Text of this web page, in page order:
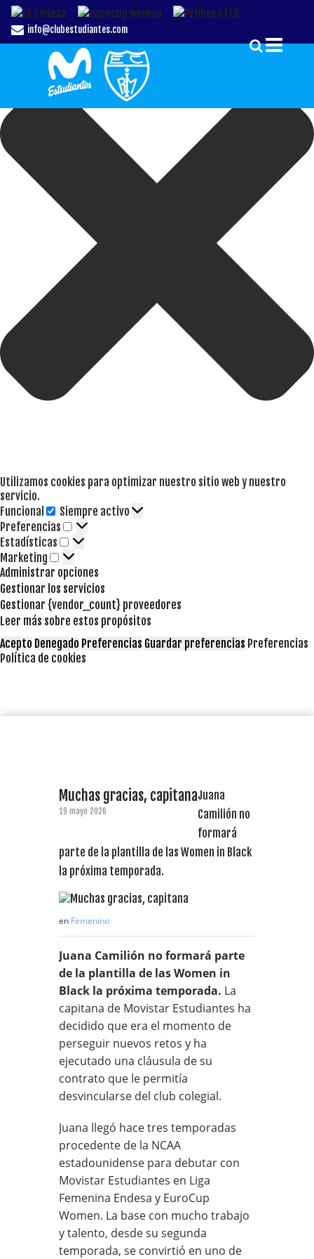
Gestionar el Consentimiento de las Cookies
Utilizamos cookies para optimizar nuestro sitio web y nuestro
servicio.
Funcional
Funcional
Siempre activo
Preferencias
Preferencias
Estadísticas Estadísticas
Marketing Marketing
Administrar opciones
Gestionar los servicios
Gestionar {vendor_count} proveedores
Leer más sobre estos propósitos
Acepto Denegado Preferencias Guardar preferencias Preferencias
Política de cookies
info@clubestudiantes.com
Muchas gracias, capitana
19 mayo 2026
Juana
Camilión no
formará
parte de la plantilla de las Women in Black
la próxima temporada.
en Femenino
Juana Camilión no formará parte
de la plantilla de las Women in
Black la próxima temporada. La
capitana de Movistar Estudiantes ha
decidido que era el momento de
perseguir nuevos retos y ha
ejecutado una cláusula de su
contrato que le permitía
desvincularse del club colegial.
Juana llegó hace tres temporadas
procedente de la NCAA
estadounidense para debutar con
Movistar Estudiantes en Liga
Femenina Endesa y EuroCup
Women. La base con mucho trabajo
y talento, desde su segunda
temporada, se convirtió en uno de